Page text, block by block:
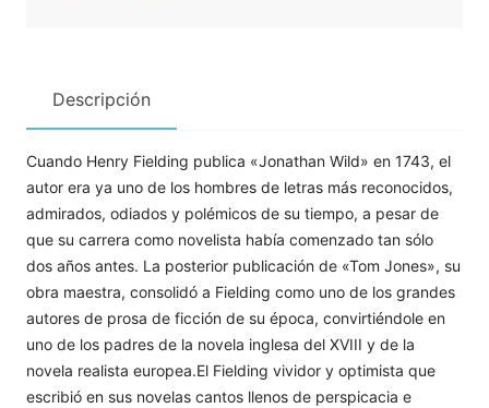
Descripción
Cuando Henry Fielding publica «Jonathan Wild» en 1743, el
autor era ya uno de los hombres de letras más reconocidos,
admirados, odiados y polémicos de su tiempo, a pesar de
que su carrera como novelista había comenzado tan sólo
dos años antes. La posterior publicación de «Tom Jones», su
obra maestra, consolidó a Fielding como uno de los grandes
autores de prosa de ficción de su época, convirtiéndole en
uno de los padres de la novela inglesa del XVIII y de la
novela realista europea.El Fielding vividor y optimista que
escribió en sus novelas cantos llenos de perspicacia e